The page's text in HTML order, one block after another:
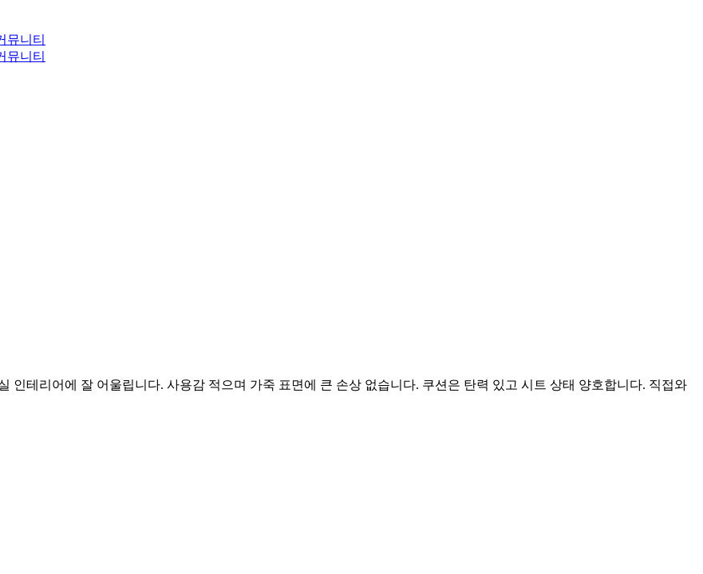
뮤니티
뮤니티
인테리어에 잘 어울립니다. 사용감 적으며 가죽 표면에 큰 손상 없습니다. 쿠션은 탄력 있고 시트 상태 양호합니다. 직접와